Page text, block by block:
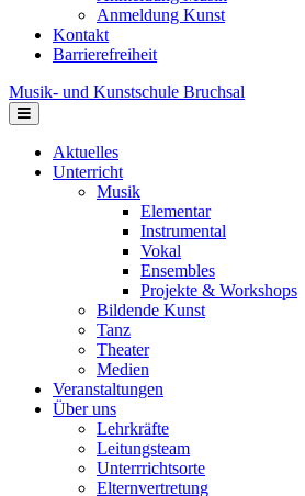
Anmeldung Kunst
Kontakt
Barrierefreiheit
Musik- und Kunstschule Bruchsal
Navigation
Aktuelles
Unterricht
Musik
Elementar
Instrumental
Vokal
Ensembles
Projekte & Workshops
Bildende Kunst
Tanz
Theater
Medien
Veranstaltungen
Über uns
Lehrkräfte
Leitungsteam
Unterrrichtsorte
Elternvertretung